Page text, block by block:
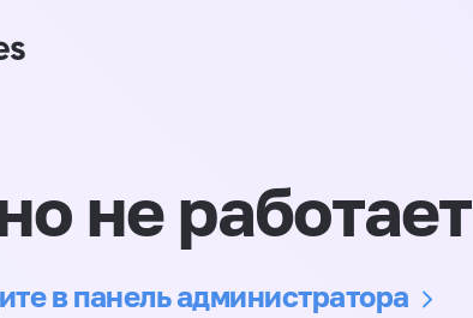
не работает
в панель администратора